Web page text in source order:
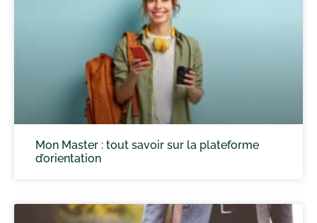
Mon Master : tout savoir sur la plateforme
d’orientation